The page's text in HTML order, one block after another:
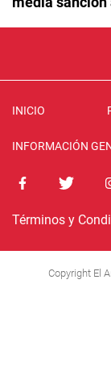
INICIO
INFORMACIÓN
Términos y
Copyright El